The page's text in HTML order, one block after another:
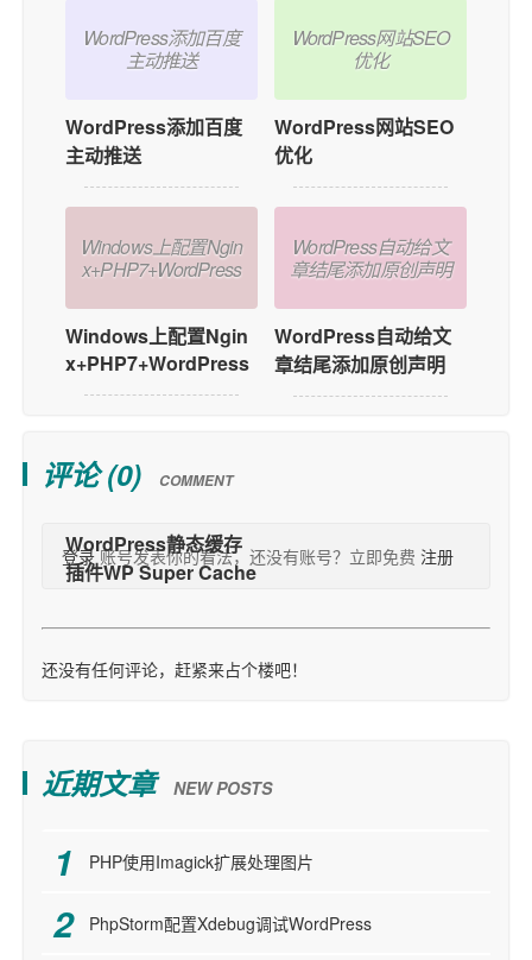
WordPress添加百度
主动推送
WordPress添加百度
主动推送
Windows上配置Ngin
x+PHP7+WordPress
Windows上配置Ngin
x+PHP7+WordPress
WordPress网站SEO
优化
WordPress网站SEO
优化
WordPress自动给文
章结尾添加原创声明
WordPress自动给文
章结尾添加原创声明
评论 (0) COMMENT
登录账号发表你的看法，还没有账号？立即免费 注册
还没有任何评论，赶紧来占个楼吧！
近期文章 NEW POSTS
PHP使用Imagick扩展处理图片
PhpStorm配置Xdebug调试WordPress